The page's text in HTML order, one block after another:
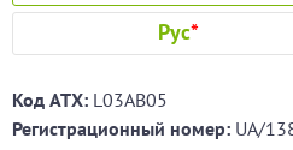
Рус*
Код ATХ: L03AB05
Регистрационный номер: UA/